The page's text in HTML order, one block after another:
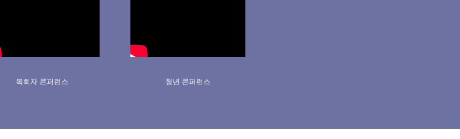
목회자 콘퍼런스 청년 콘퍼런스